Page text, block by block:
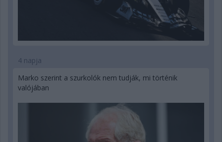
4 napja
Marko szerint a szurkolók nem tudják, mi történik
valójában